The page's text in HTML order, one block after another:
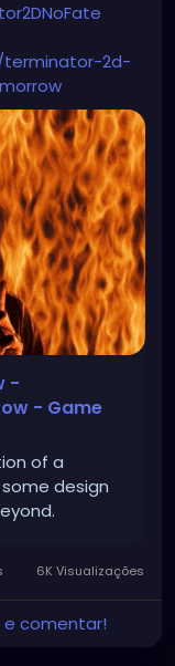
2d-
-
- Game
of a
design
6K Visualizações
e comentar!